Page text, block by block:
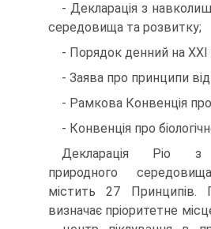
- Декларація з
середовища та розвитку;
- Порядок денний на XXI
- Заява про принципи
- Рамкова Конвенція про
- Конвенція про
Декларація Ріо з
природного
містить 27 Принципів.
визначає пріоритетне